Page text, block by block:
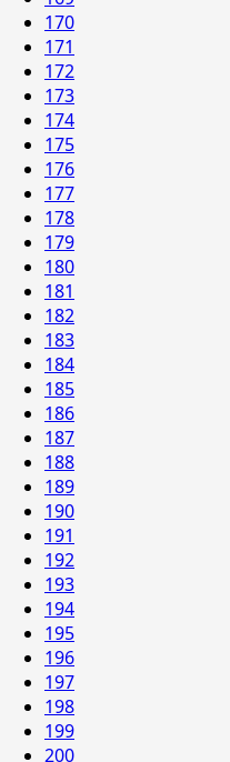
170
171
172
173
174
175
176
177
178
179
180
181
182
183
184
185
186
187
188
189
190
191
192
193
194
195
196
197
198
199
200